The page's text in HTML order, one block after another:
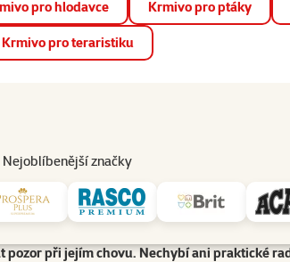
aplikaci Super zoo.Více informací
pro hlodavce Krmivo pro ptáky
Krmivo pro teraristiku
Nejoblíbenější značky
Služby
chovat listovnici červenookou
zejména pro své výrazné zbarvení a
při jejím chovu. Nechybí ani praktické